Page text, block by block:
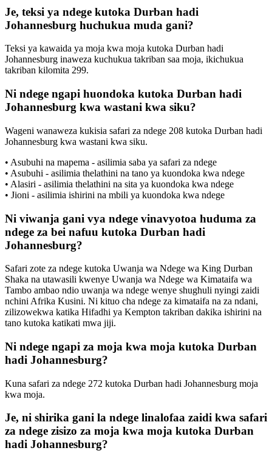
Je, teksi ya ndege kutoka Durban hadi
Johannesburg huchukua muda gani?
Teksi ya kawaida ya moja kwa moja kutoka Durban hadi
Johannesburg inaweza kuchukua takriban saa moja, ikichukua
takriban kilomita 299.
Ni ndege ngapi huondoka kutoka Durban hadi
Johannesburg kwa wastani kwa siku?
Wageni wanaweza kukisia safari za ndege 208 kutoka Durban hadi
Johannesburg kwa wastani kwa siku.
• Asubuhi na mapema - asilimia saba ya safari za ndege
• Asubuhi - asilimia thelathini na tano ya kuondoka kwa ndege
• Alasiri - asilimia thelathini na sita ya kuondoka kwa ndege
• Jioni - asilimia ishirini na mbili ya kuondoka kwa ndege
Ni viwanja gani vya ndege vinavyotoa huduma za
ndege za bei nafuu kutoka Durban hadi
Johannesburg?
Safari zote za ndege kutoka Uwanja wa Ndege wa King Durban
Shaka na utawasili kwenye Uwanja wa Ndege wa Kimataifa wa
Tambo ambao ndio uwanja wa ndege wenye shughuli nyingi zaidi
nchini Afrika Kusini. Ni kituo cha ndege za kimataifa na za ndani,
zilizowekwa katika Hifadhi ya Kempton takriban dakika ishirini na
tano kutoka katikati mwa jiji.
Ni ndege ngapi za moja kwa moja kutoka Durban
hadi Johannesburg?
Kuna safari za ndege 272 kutoka Durban hadi Johannesburg moja
kwa moja.
Je, ni shirika gani la ndege linalofaa zaidi kwa safari
za ndege zisizo za moja kwa moja kutoka Durban
hadi Johannesburg?